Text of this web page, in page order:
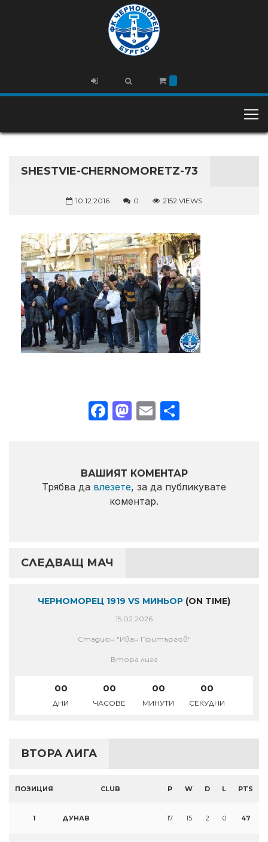
SHESTVIE-CHERNOMORETZ-73
10.12.2016 0 2152 VIEWS
Facebook
Mastodon
Email
ВАШИЯТ КОМЕНТАР
Трябва да влезете, за да публикувате
коментар.
СЛЕДВАЩ МАЧ
ЧЕРНОМОРЕЦ 1919 VS МИНЬОР (ON TIME)
15.02.2026
Стадион "Иван Притъргов"
Втора лига
00
ДНИ
00
ЧАСОВЕ
00
МИНУТИ
00
СЕКУДНИ
ВТОРА ЛИГА
ПОЗИЦИЯ CLUB P W D L PTS
1 ДУНАВ 17 15 2 0 47